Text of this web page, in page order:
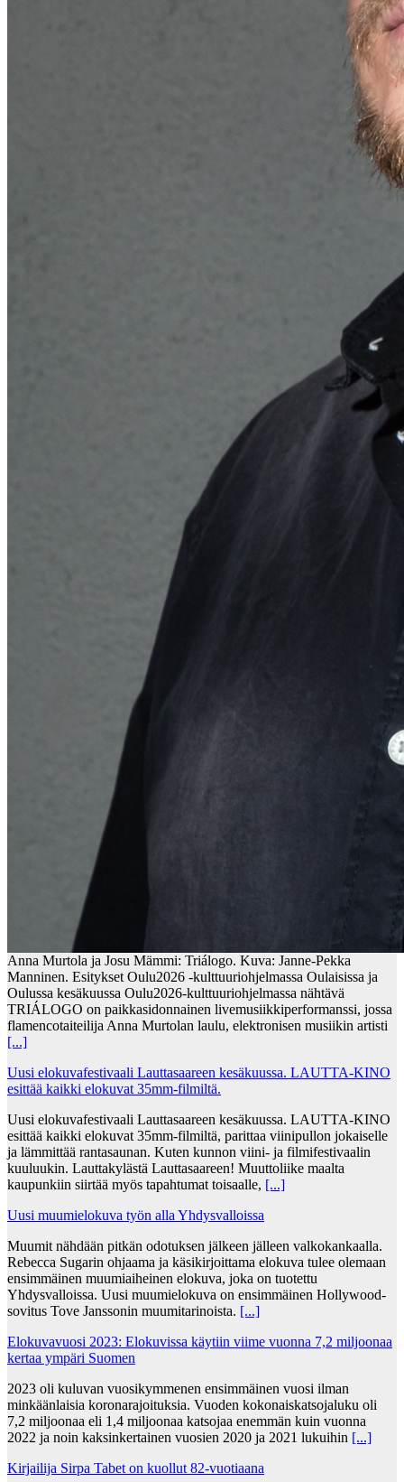
Anna Murtola ja Josu Mämmi: Triálogo. Kuva: Janne-Pekka
Manninen. Esitykset Oulu2026 -kulttuuriohjelmassa Oulaisissa ja
Oulussa kesäkuussa Oulu2026-kulttuuriohjelmassa nähtävä
TRIÁLOGO on paikkasidonnainen livemusiikkiperformanssi, jossa
flamencotaiteilija Anna Murtolan laulu, elektronisen musiikin artisti
[...]
Uusi elokuvafestivaali Lauttasaareen kesäkuussa. LAUTTA-KINO
esittää kaikki elokuvat 35mm-filmiltä.
Uusi elokuvafestivaali Lauttasaareen kesäkuussa. LAUTTA-KINO
esittää kaikki elokuvat 35mm-filmiltä, parittaa viinipullon jokaiselle
ja lämmittää rantasaunan. Kuten kunnon viini- ja filmifestivaalin
kuuluukin. Lauttakylästä Lauttasaareen! Muuttoliike maalta
kaupunkiin siirtää myös tapahtumat toisaalle, [...]
Uusi muumielokuva työn alla Yhdysvalloissa
Muumit nähdään pitkän odotuksen jälkeen jälleen valkokankaalla.
Rebecca Sugarin ohjaama ja käsikirjoittama elokuva tulee olemaan
ensimmäinen muumiaiheinen elokuva, joka on tuotettu
Yhdysvalloissa. Uusi muumielokuva on ensimmäinen Hollywood-
sovitus Tove Janssonin muumitarinoista. [...]
Elokuvavuosi 2023: Elokuvissa käytiin viime vuonna 7,2 miljoonaa
kertaa ympäri Suomen
2023 oli kuluvan vuosikymmenen ensimmäinen vuosi ilman
minkäänlaisia koronarajoituksia. Vuoden kokonaiskatsojaluku oli
7,2 miljoonaa eli 1,4 miljoonaa katsojaa enemmän kuin vuonna
2022 ja noin kaksinkertainen vuosien 2020 ja 2021 lukuihin [...]
Kirjailija Sirpa Tabet on kuollut 82-vuotiaana